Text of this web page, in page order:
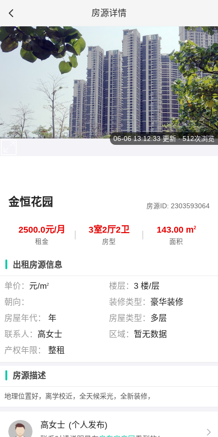
房源详情
金恒花园 房源ID: 2303593064
2500.0元/月
租金
3室2厅2卫
房型
143.00 m2
面积
06-06 13:12:33更新 · 512次浏览
出租房源信息
单价： 元/m2 楼层： 3 楼/层
朝向：
装修类型： 豪华装修
房屋年代：
年 房屋类型： 多层
联系人： 高女士 区域： 暂无数据
产权年限：
整租
房源描述
地理位置好，离学校近，全天候采光，全新装修，
高女士 (个人发布)